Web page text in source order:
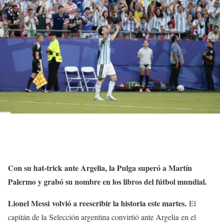
Con su hat-trick ante Argelia, la Pulga superó a Martín
Palermo y grabó su nombre en los libros del fútbol mundial.
Lionel Messi volvió a reescribir la historia este martes. El
capitán de la Selección argentina convirtió ante Argelia en el